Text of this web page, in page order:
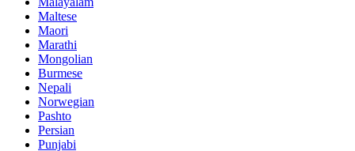
Maltese
Maori
Marathi
Mongolian
Burmese
Nepali
Norwegian
Pashto
Persian
Punjabi